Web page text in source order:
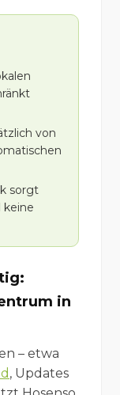
von
sorgt
keine
in
– etwa
, Updates